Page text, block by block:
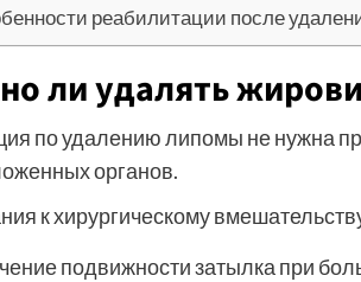
реабилитации после
ли удалять
по удалению липомы не нужна
органов.
к хирургическому
подвижности затылка при